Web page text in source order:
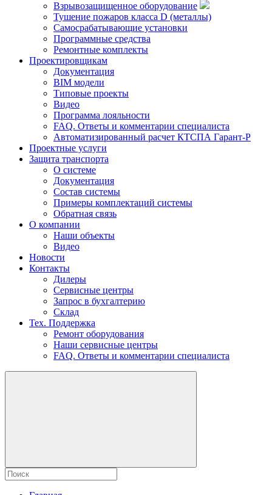
Взрывозащищенное оборудование
Тушение пожаров класса D (металлы)
Самосрабатывающие установки
Программные средства
Ремонтные комплекты
Проектировщикам
Документация
BIM модели
Типовые проекты
Видео
Программа лояльности
FAQ. Ответы и комментарии специалиста
Автоматизированный расчет КТСПА Гарант-Р
Проектные услуги
Защита транспорта
О системе
Документация
Состав системы
Примеры комплектаций системы
Обратная связь
О компании
Наши объекты
Видео
Новости
Контакты
Дилеры
Сервисные центры
Запрос в бухгалтерию
Склад
Тех. Поддержка
Ремонт оборудования
Наши сервисные центры
FAQ. Ответы и комментарии специалиста